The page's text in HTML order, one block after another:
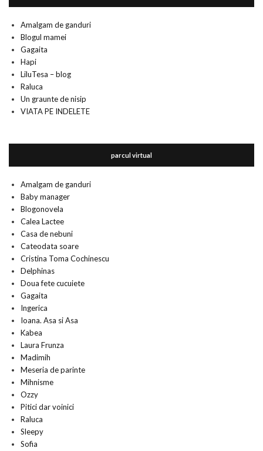
Amalgam de ganduri
Blogul mamei
Gagaita
Hapi
LiluTesa – blog
Raluca
Un graunte de nisip
VIATA PE INDELETE
parcul virtual
Amalgam de ganduri
Baby manager
Blogonovela
Calea Lactee
Casa de nebuni
Cateodata soare
Cristina Toma Cochinescu
Delphinas
Doua fete cucuiete
Gagaita
Ingerica
Ioana. Asa si Asa
Kabea
Laura Frunza
Madimih
Meseria de parinte
Mihnisme
Ozzy
Pitici dar voinici
Raluca
Sleepy
Sofia